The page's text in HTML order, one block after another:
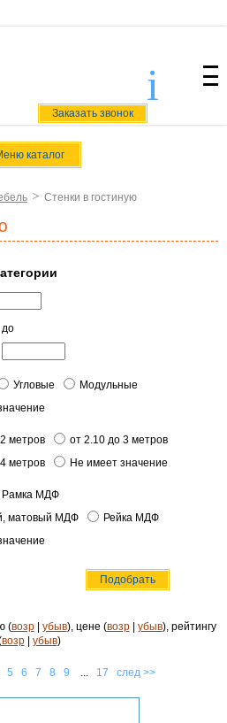
Заказать звонок
i
каталог
> Стенки в гостиную
до
Угловые
Модульные
метров
от 2.10 до 3 метров
метров
Не имеет значение
Рамка МДФ
матовый МДФ
Рейка МДФ
(возр| убыв), цене (возр| убыв), рейтингу
возр| убыв)
5 6 7 8 9 ... 17 след >>